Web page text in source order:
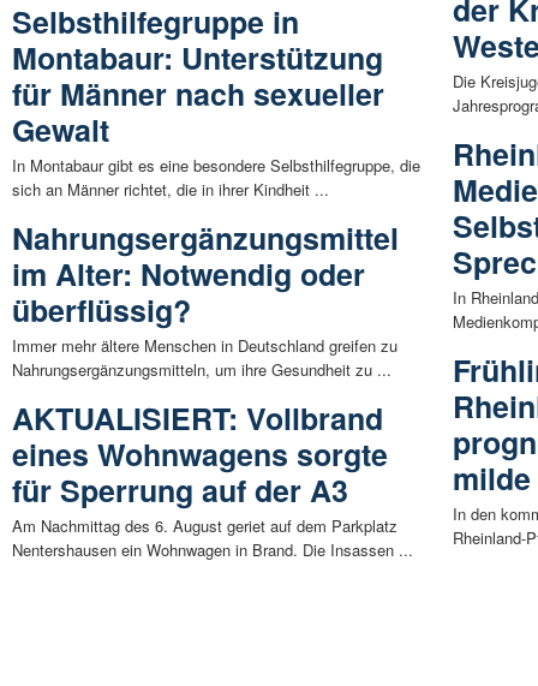
Selbsthilfegruppe in
Montabaur: Unterstützung
für Männer nach sexueller
Gewalt
In Montabaur gibt es eine besondere Selbsthilfegruppe, die
sich an Männer richtet, die in ihrer Kindheit ...
Nahrungsergänzungsmittel
im Alter: Notwendig oder
überflüssig?
Immer mehr ältere Menschen in Deutschland greifen zu
Nahrungsergänzungsmitteln, um ihre Gesundheit zu ...
AKTUALISIERT: Vollbrand
eines Wohnwagens sorgte
für Sperrung auf der A3
Am Nachmittag des 6. August geriet auf dem Parkplatz
Nentershausen ein Wohnwagen in Brand. Die Insassen ...
der
Die
In
In den
Rheinland-